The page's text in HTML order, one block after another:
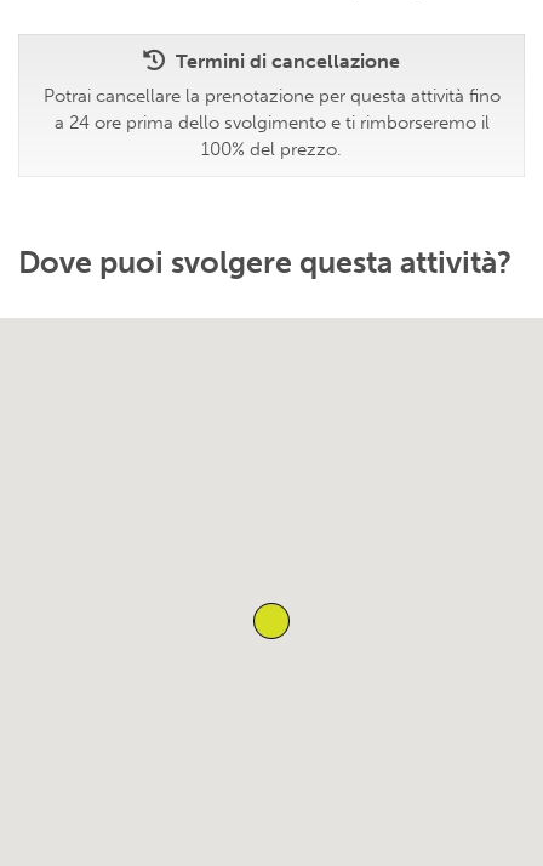
Termini di cancellazione
Potrai cancellare la prenotazione per questa attività fino
a 24 ore prima dello svolgimento e ti rimborseremo il
100% del prezzo.
Dove puoi svolgere questa attività?